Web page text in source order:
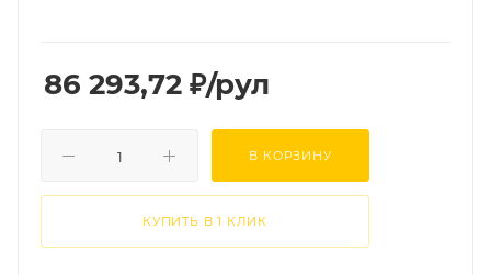
86 293,72 ₽/рул
В КОРЗИНУ
КУПИТЬ В 1 КЛИК